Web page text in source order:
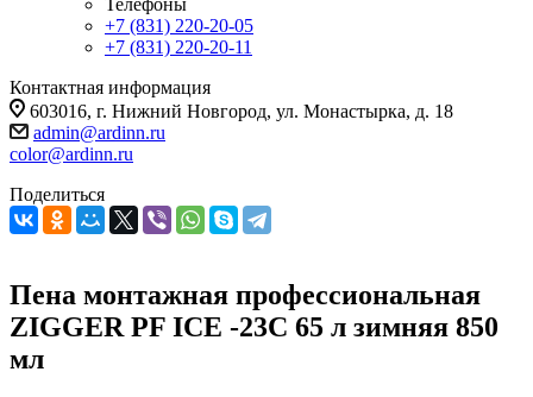
Телефоны
+7 (831) 220-20-05
+7 (831) 220-20-11
Контактная информация
603016, г. Нижний Новгород, ул. Монастырка, д. 18
admin@ardinn.ru
color@ardinn.ru
Поделиться
Пена монтажная профессиональная
ZIGGER PF ICE -23C 65 л зимняя 850
мл